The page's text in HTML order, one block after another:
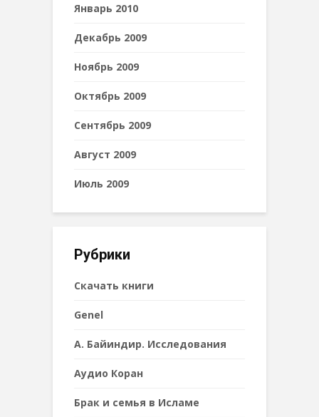
Январь 2010
Декабрь 2009
Ноябрь 2009
Октябрь 2009
Сентябрь 2009
Август 2009
Июль 2009
Рубрики
Cкачать книги
Genel
А. Байиндир. Исследования
Аудио Коран
Брак и семья в Исламе